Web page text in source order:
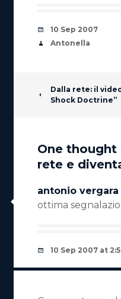
Date
10 Sep 2007
Author
Antonella
Post
Dalla rete: il
Shock Doctrine”
One thought
rete e
antonio vergara
ottima
10 Sep 2007 at